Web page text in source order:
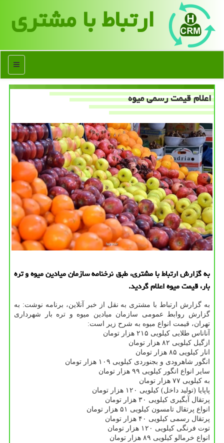
ارتباط با مشتری
منو
اعلام قیمت رسمی میوه
به گزارش ارتباط با مشتری، طبق نرخنامه سازمان میادین میوه و تره
بار، قیمت میوه اعلام گردید.
به گزارش ارتباط با مشتری به نقل از خبر آنلاین، برنامه نوشت: به
گزارش روابط عمومی سازمان میادین میوه و تره بار شهرداری
تهران، قیمت انواع میوه به شرح زیر است:
آناناس طلایی کیلویی ۲۱۵ هزار تومان
ازگیل کیلویی ۸۲ هزار تومان
انار کیلویی ۸۵ هزار تومان
انگور شاهرودی و بجنوردی کیلویی ۱۰۹ هزار تومان
سایر انواع انگور کیلویی ۹۹ هزار تومان
به کیلویی ۷۷ هزار تومان
پاپایا (تولید داخل) کیلویی ۱۲۰ هزار تومان
پرتقال آبگیری کیلویی ۳۰ هزار تومان
انواع پرتقال تامسون کیلویی ۵۱ هزار تومان
پرتقال رسمی کیلویی ۴۰ هزار تومان
توت فرنگی کیلویی ۱۲۰ هزار تومان
انواع خرمالو کیلویی ۸۹ هزار تومان